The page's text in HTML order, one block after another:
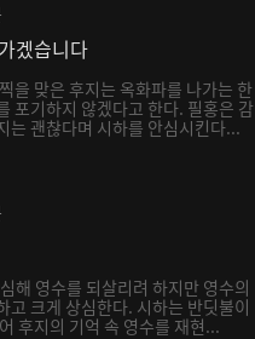
겠습니다
을 맞은 후지는 옥화파를 나가는 한
포기하지 않겠다고 한다. 필홍은 감
는 괜찮다며 시하를 안심시킨다...
해 영수를 되살리려 하지만 영수의
고 크게 상심한다. 시하는 반딧불이
후지의 기억 속 영수를 재현...